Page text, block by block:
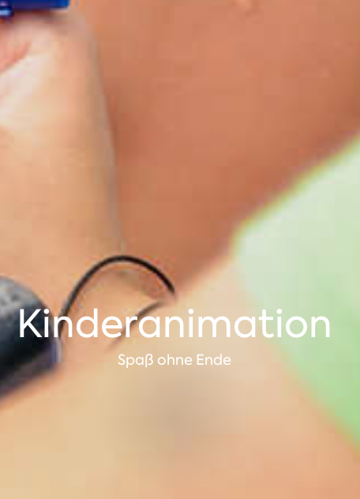
Kinderanimation
Spaß ohne Ende